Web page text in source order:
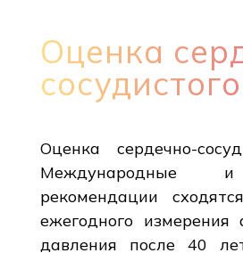
Оценка
Оценка сердечно-
Международные
рекомендации
ежегодного измерения
давления после 40